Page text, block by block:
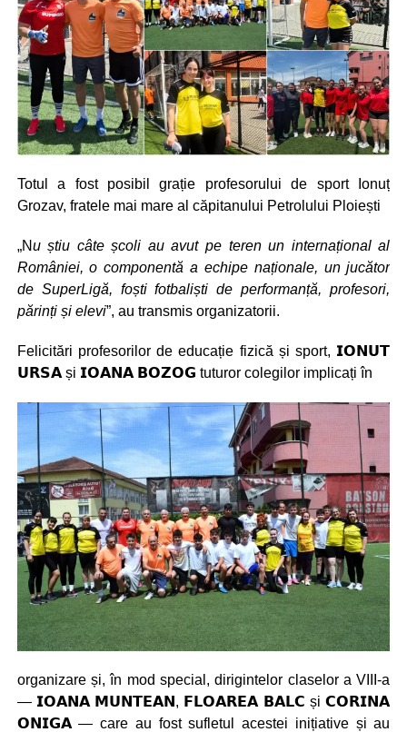
Totul a fost posibil grație profesorului de sport Ionuț
Grozav, fratele mai mare al căpitanului Petrolului Ploiești
„Nu știu câte școli au avut pe teren un internațional al
României, o componentă a echipe naționale, un jucător
de SuperLigă, foști fotbaliști de performanță, profesori,
părinți și elevi”, au transmis organizatorii.
Felicitări profesorilor de educație fizică și sport, 𝗜𝗢𝗡𝗨𝗧
𝗨𝗥𝗦𝗔 și 𝗜𝗢𝗔𝗡𝗔 𝗕𝗢𝗭𝗢𝗚 tuturor colegilor implicați în
organizare și, în mod special, dirigintelor claselor a VIII-a
— 𝗜𝗢𝗔𝗡𝗔 𝗠𝗨𝗡𝗧𝗘𝗔𝗡, 𝗙𝗟𝗢𝗔𝗥𝗘𝗔 𝗕𝗔𝗟𝗖 și 𝗖𝗢𝗥𝗜𝗡𝗔
𝗢𝗡𝗜𝗚𝗔 — care au fost sufletul acestei inițiative și au